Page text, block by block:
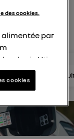
des cookies.
alimentée par
Utiq
décrites
et liées à
parun
que vous
cookies